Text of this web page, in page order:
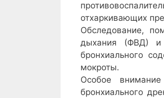
отхаркивающих
Обследование,
дыхания (ФВД) и
бронхиального
мокроты.
Особое
бронхиального